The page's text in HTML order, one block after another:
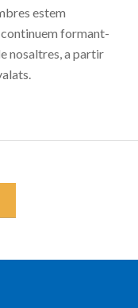
estem
formant-
nosaltres, a partir